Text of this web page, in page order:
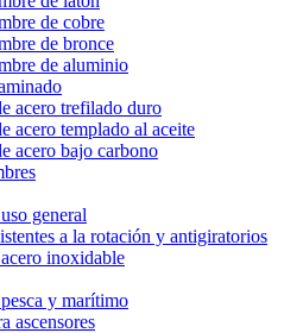
de cobre
de bronce
de aluminio
acero trefilado duro
acero templado al aceite
acero bajo carbono
general
a la rotación y antigiratorios
inoxidable
y marítimo
ascensores